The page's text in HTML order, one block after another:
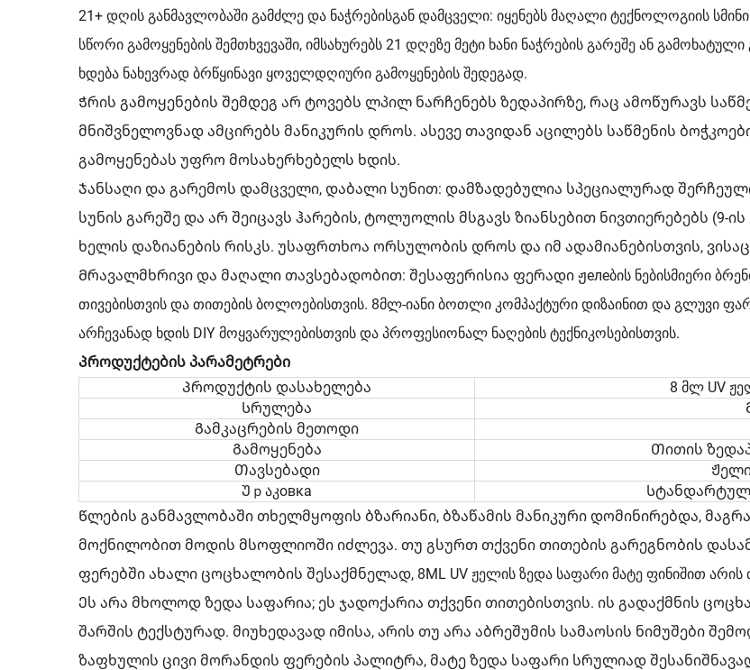
21+ დღის განმავლობაში გამძლე და ნაჭრებისგან დამცველი: იყენებს მაღალი ტექნოლოგიის
სწორი გამოყენების შემთხვევაში, იმსახურებს 21 დღეზე მეტი ხანი ნაჭრების გარეშე ან
ხდება ნახევრად ბრწყინავი ყოველდღიური გამოყენების შედეგად.
Ჭრის გამოყენების შემდეგ არ ტოვებს ლპილ ნარჩენებს ზედაპირზე, რაც ამოწურავს
მნიშვნელოვნად ამცირებს მანიკურის დროს. ასევე თავიდან აცილებს საწმენის
გამოყენებას უფრო მოსახერხებელს ხდის.
Ჯანსაღი და გარემოს დამცველი, დაბალი სუნით: დამზადებულია სპეციალურად
სუნის გარეშე და არ შეიცავს ჰარების, ტოლუოლის მსგავს ზიანსებით ნივთიერებებს
ხელის დაზიანების რისკს. უსაფრთხოა ორსულობის დროს და იმ ადამიანებისთვის, ვისაც
Მრავალმხრივი და მაღალი თავსებადობით: შესაფერისია ფერადი ჟелеბის ნებისმიერი
თივებისთვის და თითების ბოლოებისთვის. 8მლ-იანი ბოთლი კომპაქტური დიზაინით და გლუვი
არჩევანად ხდის DIY მოყვარულებისთვის და პროფესიონალ ნაღების ტექნიკოსებისთვის.
Პროდუქტების პარამეტრები
Პროდუქტის დასახელება
8 მლ UV
Სრულება
Გამკაცრების მეთოდი
Გამოყენება
Თითის
Თავსებადი
Უｐაკовка
Წლების განმავლობაში თხელმყოფის ბზარიანი, ბზაწამის მანიკური დომინირებდა,
მოქნილობით მოდის მსოფლიოში იძლევა. თუ გსურთ თქვენი თითების გარეგნობის
ფერებში ახალი ცოცხალობის შესაქმნელად, 8ML UV ჟელის ზედა საფარი მატე ფინიშით არის
Ეს არა მხოლოდ ზედა საფარია; ეს ჯადოქარია თქვენი თითებისთვის. ის გადაქმნის
შარშის ტექსტურად. მიუხედავად იმისა, არის თუ არა აბრეშუმის სამაოსის ნიმუშები
ზაფხულის ცივი მორანდის ფერების პალიტრა, მატე ზედა საფარი სრულიად